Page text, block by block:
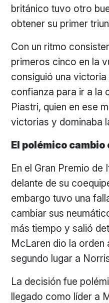
británico tuvo otro
obtener su primer
Con un ritmo
primeros cinco en la
consiguió una
confianza para ir a la
Piastri, quien en ese
victorias y dominaba
El polémico cambio
En el Gran Premio de
delante de su
embargo tuvo una
cambiar sus
más tiempo y salió
McLaren dio la orden
segundo lugar a
La decisión fue
llegado como líder a